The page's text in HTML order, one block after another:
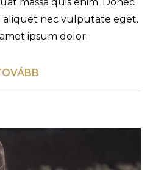
aliquet nec vulputate eget.
ipsum dolor.